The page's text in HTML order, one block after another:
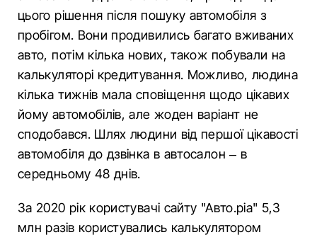
цього рішення після пошуку автомобіля з
пробігом. Вони продивились багато вживаних
авто, потім кілька нових, також побували на
калькуляторі кредитування. Можливо, людина
кілька тижнів мала сповіщення щодо цікавих
йому автомобілів, але жоден варіант не
сподобався. Шлях людини від першої цікавості
автомобіля до дзвінка в автосалон – в
середньому 48 днів.
За 2020 рік користувачі сайту "Авто.ріа" 5,3
млн разів користувались калькулятором